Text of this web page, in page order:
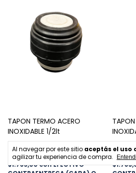
Al navegar por este sitio aceptás el uso
agilizar tu experiencia de compra.
TAPON TERMO ACERO
INOXIDABLE 1/2lt
$2.100,00
$1.785,00conEFECTIVO